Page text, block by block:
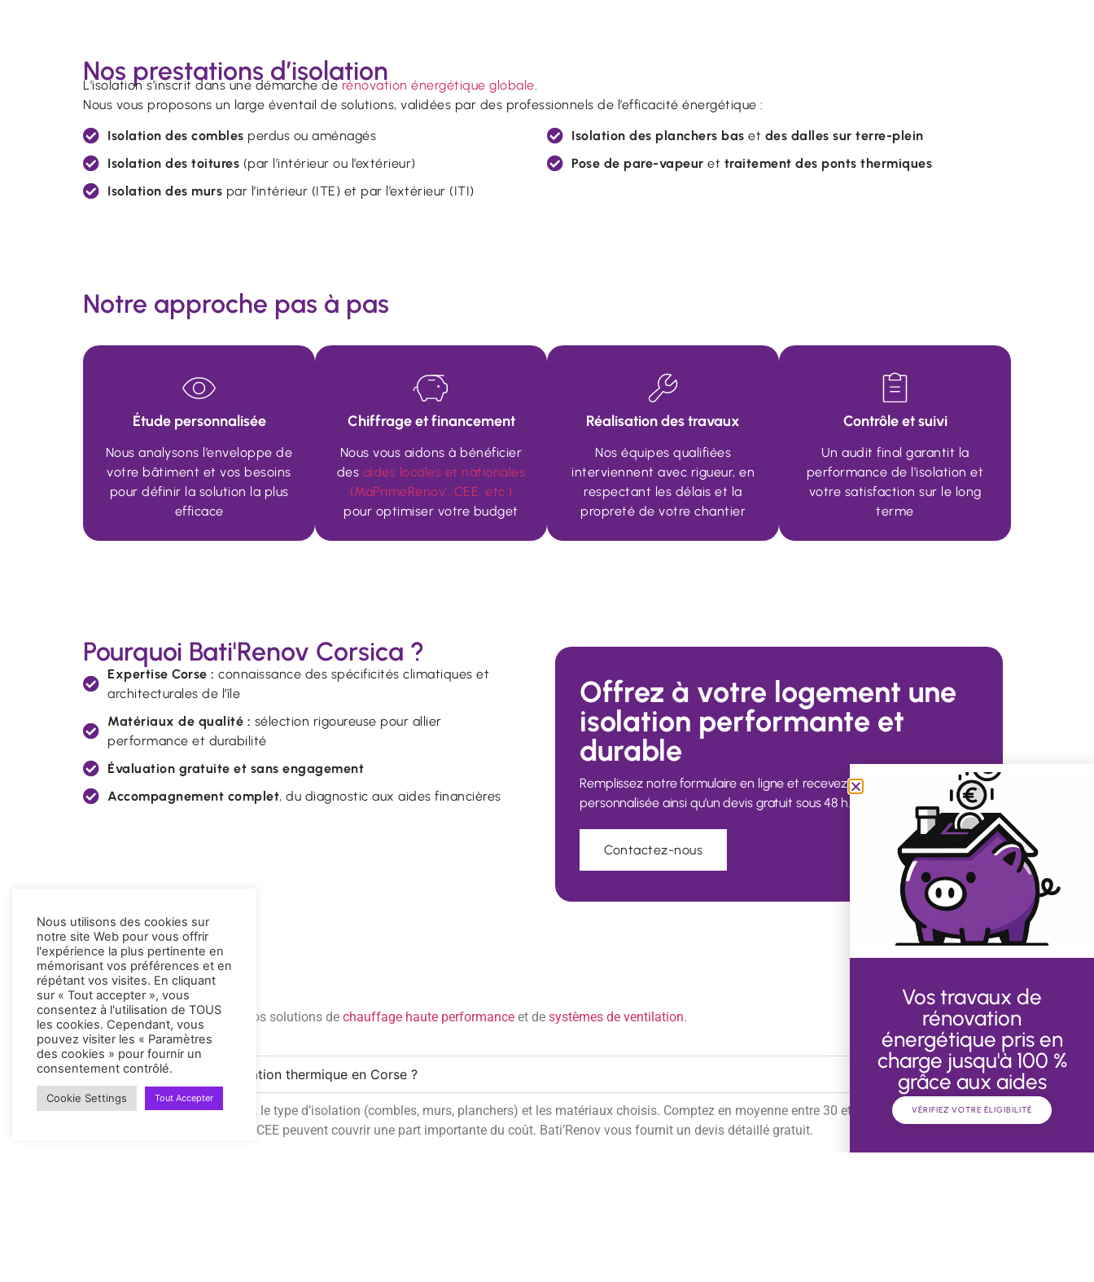
Nos prestations d’isolation
L’isolation s’inscrit dans une démarche derénovation énergétique globale
Nous vous proposons un large éventail de solutions, validées par des professionnels de l’efficacité énergétique :
Isolation des combles perdus ou aménagés
Isolation des toitures (par l’intérieur ou l’extérieur)
Isolation des murs par l’intérieur (ITE) et par l’extérieur (ITI)
Isolation des planchers bas et des dalles sur terre-plein
Pose de pare-vapeur et traitement des ponts thermiques
Notre approche pas à pas
Étude personnalisée
Nous analysons l’enveloppe de
votre bâtiment et vos besoins
pour définir la solution la plus
efficace
Chiffrage et financement
Nous vous aidons à bénéficier
des aides locales et nationales
(MaPrimeRénov’, CEE, etc.)
pour optimiser votre budget
Réalisation des travaux
Nos équipes qualifiées
interviennent avec rigueur, en
respectant les délais et la
propreté de votre chantier
Contrôle et suivi
Un audit final garantit la
performance de l’isolation et
votre satisfaction sur le long
terme
Offrez à votre logement une
isolation performante et
durable
Remplissez notre formulaire en ligne et recevez votre évaluation
personnalisée ainsi qu’un devis gratuit sous 48 h.
Contactez-nous
Pourquoi Bati'Renov Corsica ?
Expertise Corse : connaissance des spécificités climatiques et
architecturales de l’île
Matériaux de qualité : sélection rigoureuse pour allier
performance et durabilité
Évaluation gratuite et sans engagement
Accompagnement complet, du diagnostic aux aides financières
Complétez votre projet avec nos solutions de chauffage haute performance et de systèmes de ventilation.
Quel est le coût de l'isolation thermique en Corse ?
Le prix varie selon la surface, le type d’isolation (combles, murs, planchers) et les matériaux choisis. Comptez en moyenne entre 30 et 80 €/m² pose comprise.
Les aides MaPrimeRénov’ et CEE peuvent couvrir une part importante du coût. Bati’Renov vous fournit un devis détaillé gratuit.
Nous utilisons des cookies sur
notre site Web pour vous offrir
l'expérience la plus pertinente en
mémorisant vos préférences et en
répétant vos visites. En cliquant
sur « Tout accepter », vous
consentez à l'utilisation de TOUS
les cookies. Cependant, vous
pouvez visiter les « Paramètres
des cookies » pour fournir un
consentement contrôlé.
Cookie Settings Tout Accepter
Vos travaux de
rénovation
énergétique pris en
charge jusqu'à 100 %
grâce aux aides
VÉRIFIEZ VOTRE ÉLIGIBILITÉ